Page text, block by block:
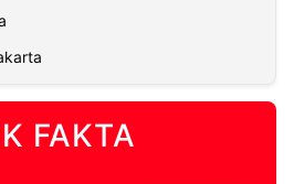
FAKTA